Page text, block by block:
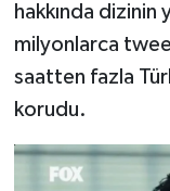
hakkında dizinin
milyonlarca
saatten fazla
korudu.